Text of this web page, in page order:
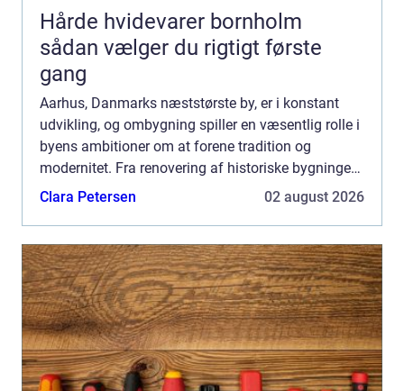
Hårde hvidevarer bornholm
sådan vælger du rigtigt første
gang
Aarhus, Danmarks næststørste by, er i konstant
udvikling, og ombygning spiller en væsentlig rolle i
byens ambitioner om at forene tradition og
modernitet. Fra renovering af historiske bygninger
til nye, banebrydende byggerier, skab...
Clara Petersen 02 august 2026